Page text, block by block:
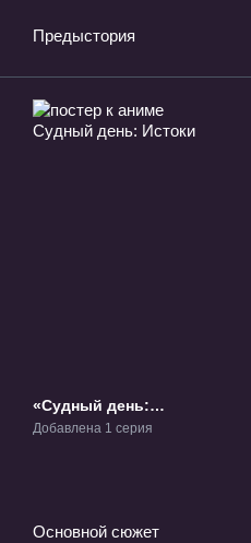
Предыстория
«Судный день:
Истоки» ОВА-1
Добавлена 1 серия
Основной сюжет